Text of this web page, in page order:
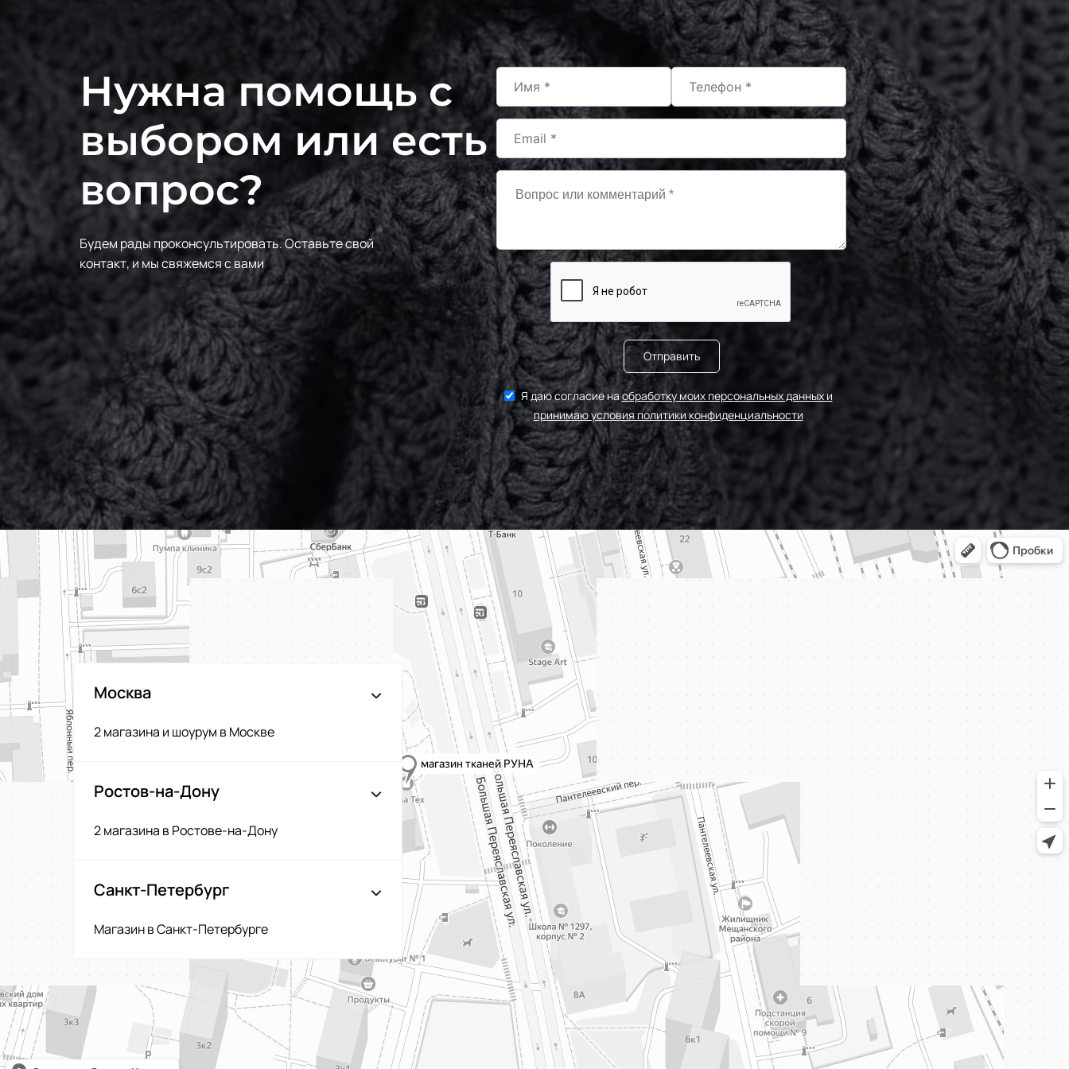
Нужна помощь с
выбором или есть
вопрос?
Будем рады проконсультировать.Оставьте свой
контакт, и мы свяжемся с вами
Отправить
Я даю согласие наобработку моих персональных данных и
принимаю условия политики конфиденциальности
Москва
2 магазина и шоурум в Москве
Ростов-на-Дону
2 магазина в Ростове-на-Дону
Санкт-Петербург
Магазин в Санкт-Петербурге